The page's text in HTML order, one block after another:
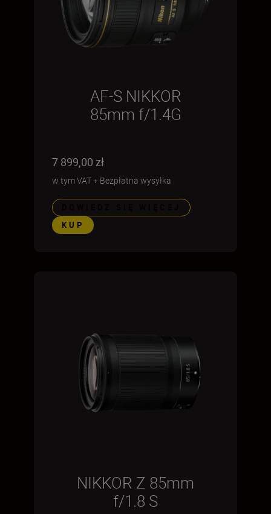
AF-S NIKKOR
85mm f/1.4G
7 899,00 zł
w tym VAT+ Bezpłatna wysyłka
KUP
NIKKOR Z 85mm
f/1.8 S